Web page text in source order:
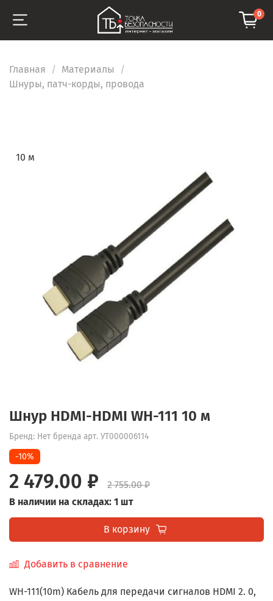
0
Главная
Материалы
Шнуры, патч-корды, провода
10 м
Шнур HDMI-HDMI WH-111 10 м
Бренд: Нет бренда арт. УТ000006114
-10%
2 479.00 ₽
2 755.00 ₽
В наличии на складах: 1 шт
В корзину
Добавить в сравнение
WH-111(10m) Кабель для передачи сигналов HDMI 2. 0,